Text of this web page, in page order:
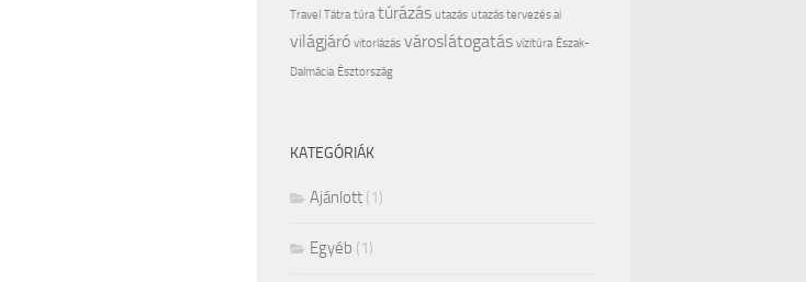
Travel Tátra túra túrázás utazás utazás tervezés ai
világjáró vitorlázás városlátogatás vízitúra Észak-
Dalmácia Észtország
KATEGÓRIÁK
Ajánlott (1)
Egyéb (1)